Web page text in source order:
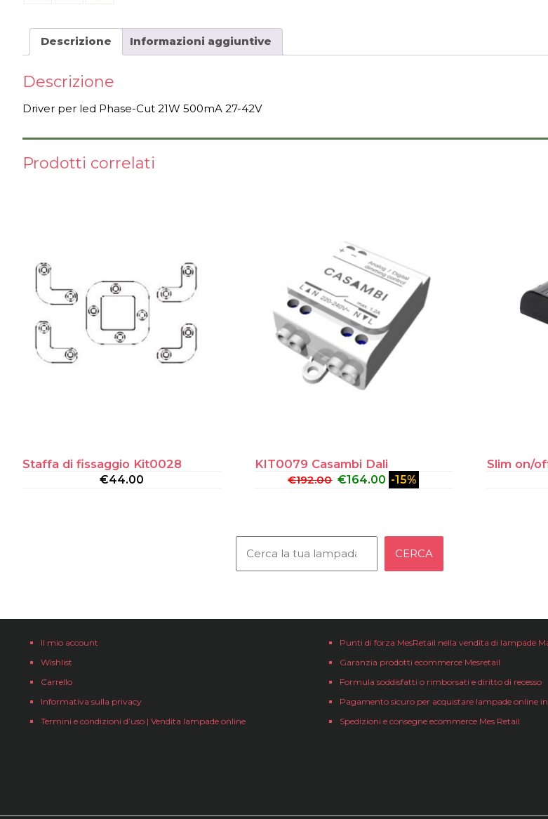
Descrizione Informazioni aggiuntive
Descrizione
Driver per led Phase-Cut 21W 500mA 27-42V
Prodotti correlati
Staffa di fissaggio Kit0028
€44.00
KIT0079 Casambi Dali
€192.00 €164.00 -15%
Slim on/
CERCA
Il mio account
Wishlist
Carrello
Informativa sulla privacy
Termini e condizioni d’uso | Vendita lampade online
Punti di forza MesRetail nella vendita di lampade
Garanzia prodotti ecommerce Mesretail
Formula soddisfatti o rimborsati e diritto di recesso
Pagamento sicuro per acquistare lampade online
Spedizioni e consegne ecommerce Mes Retail